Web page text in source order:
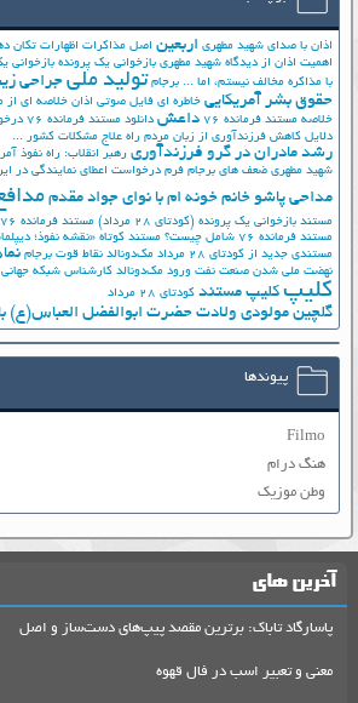
اذان با صدای شهید مطهری اربعین اصل مذاکرات اظهارات تکان
اهمیت اذان از دیدگاه شهید مطهری بازخوانی یک پرونده بازخوانی
با مذاکره مخالف نیستم، اما ... برجام تولید ملی جراحی
حقوق بشر آمریکایی خاطره ای فایل صوتی اذان خلاصه ای از
خلاصه مستند فرمانده 76
داعش دانلود مستند فرمانده 76
دلایل کاهش فرزندآوری از زبان مردم راه علاج مشکلات کشور ...
رشد مادران در گرو فرزندآوری رهبر انقلاب: راه نفوذ
شهید مطهری ضعف های برجام فرم درخواست اعطای نمایندگی در
مداحی پاشو خانم خونه ام با نوای جواد مقدم
مستند بازخوانی یک پرونده (کودتای 28 مرداد)
مستند فرمانده 76
مستند فرمانده 76 شامل چیست؟
مستند کوتاه «نقشه نفوذ؛
مستندی جدید از کودتای 28 مرداد
مک‌دونالد نقاط قوت برجام
نهضت ملي شدن صنعت نفت ورود مک‌دونالد کارشناس شبکه جهانی
کلیپ کلیپ مستند کودتای 28 مرداد
گلچین مولودی ولادت حضرت ابوالفضل العباس(ع)
پیوندها
Filmo
هنگ درام
وطن موزیک
آخرین های
پاسارگاد تاباک: برترین مقصد پیپ‌های دست‌ساز و اصل
معنی و تعبیر اسب در فال قهوه